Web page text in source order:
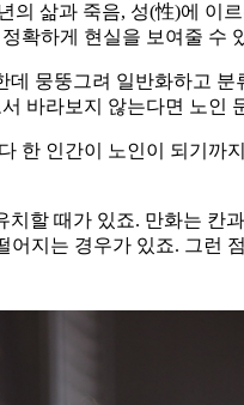
의 삶과 죽음, 성(性)에
확하게 현실을 보여줄 수
뭉뚱그려 일반화하고
바라보지 않는다면 노인
한 인간이 노인이 되기까
할 때가 있죠. 만화는 칸
지는 경우가 있죠. 그런